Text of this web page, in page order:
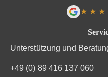
Unterstützung und
+49 (0) 89 416 137 060
★ ★ ★